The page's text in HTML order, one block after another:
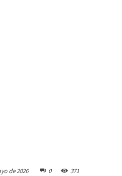
de 2026 0 371